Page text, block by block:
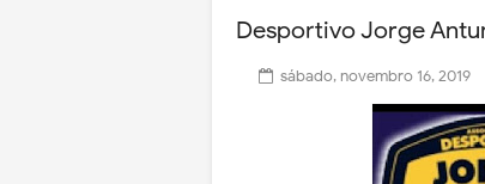
Desportivo Jorge
sábado, novembro 16, 2019